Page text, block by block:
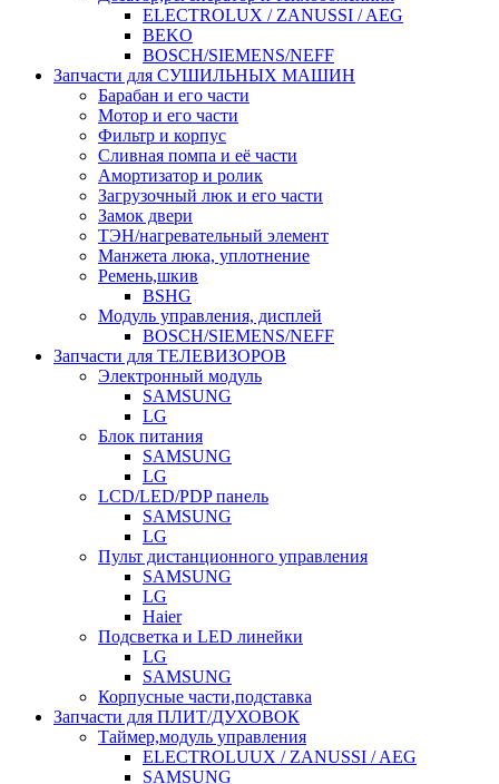
ELECTROLUX / ZANUSSI / AEG
BEKO
BOSCH/SIEMENS/NEFF
Запчасти для СУШИЛЬНЫХ МАШИН
Барабан и его части
Мотор и его части
Фильтр и корпус
Сливная помпа и её части
Амортизатор и ролик
Загрузочный люк и его части
Замок двери
ТЭН/нагревательный элемент
Манжета люка, уплотнение
Ремень,шкив
BSHG
Модуль управления, дисплей
BOSCH/SIEMENS/NEFF
Запчасти для ТЕЛЕВИЗОРОВ
Электронный модуль
SAMSUNG
LG
Блок питания
SAMSUNG
LG
LCD/LED/PDP панель
SAMSUNG
LG
Пульт дистанционного управления
SAMSUNG
LG
Haier
Подсветка и LED линейки
LG
SAMSUNG
Корпусные части,подставка
Запчасти для ПЛИТ/ДУХОВОК
Таймер,модуль управления
ELECTROLUUX / ZANUSSI / AEG
SAMSUNG